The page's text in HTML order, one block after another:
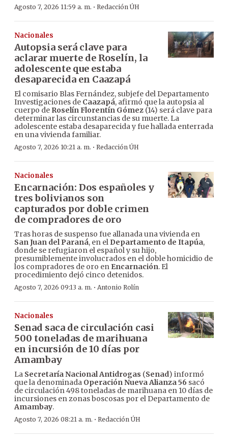
Agosto 7, 2026 11:59 a. m. · Redacción ÚH
Nacionales
Autopsia será clave para
aclarar muerte de Roselín, la
adolescente que estaba
desaparecida en Caazapá
El comisario Blas Fernández, subjefe del Departamento
Investigaciones de Caazapá, afirmó que la autopsia al
cuerpo de Roselín Florentín Gómez (14) será clave para
determinar las circunstancias de su muerte. La
adolescente estaba desaparecida y fue hallada enterrada
en una vivienda familiar.
Agosto 7, 2026 10:21 a. m. · Redacción ÚH
Nacionales
Encarnación: Dos españoles y
tres bolivianos son
capturados por doble crimen
de compradores de oro
Tras horas de suspenso fue allanada una vivienda en
San Juan del Paraná, en el Departamento de Itapúa,
donde se refugiaron el español y su hijo,
presumiblemente involucrados en el doble homicidio de
los compradores de oro en Encarnación. El
procedimiento dejó cinco detenidos.
Agosto 7, 2026 09:13 a. m. · Antonio Rolín
Nacionales
Senad saca de circulación casi
500 toneladas de marihuana
en incursión de 10 días por
Amambay
La Secretaría Nacional Antidrogas (Senad) informó
que la denominada Operación Nueva Alianza 56 sacó
de circulación 498 toneladas de marihuana en 10 días de
incursiones en zonas boscosas por el Departamento de
Amambay.
Agosto 7, 2026 08:21 a. m. · Redacción ÚH